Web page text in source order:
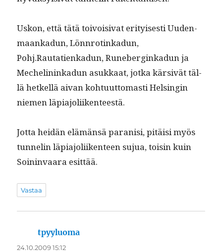
Uskon, että tätä toivoisi­vat eri­tyis­es­ti Uuden­
maankadun, Lön­nrotinkadun,
Pohj.Rautatienkadun, Runeberginkadun ja
Meche­lininkadun asukkaat, jot­ka kär­sivät täl­
lä het­kel­lä aivan kohtu­ut­tomasti Helsin­gin
niemen läpiajoliikenteestä.
Jot­ta hei­dän elämän­sä paranisi, pitäisi myös
tun­nelin läpi­a­joli­iken­teen sujua, toisin kuin
Soin­in­vaara esittää.
Vastaa
tpyyluoma
24.10.2009 15:12